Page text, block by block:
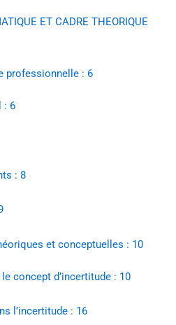
ET CADRE THEORIQUE
professionnelle : 6
: 6
: 8
et conceptuelles : 10
concept d’incertitude : 10
l’incertitude : 16